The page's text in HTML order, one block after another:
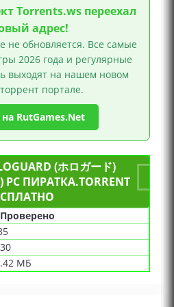
Torrents.ws переехал
адрес!
не обновляется. Все самые
2026 года и регулярные
выходят на нашем новом
портале.
RutGames.Net
(ホロガード)
PC ПИРАТКА.TORRENT
Проверено
30
МБ